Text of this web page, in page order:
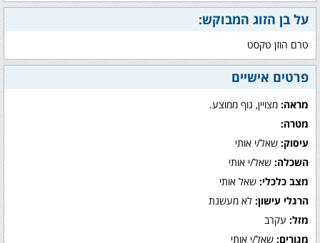
על בן הזוג המבוקש:
טרם הוזן טקסט
פרטים אישיים
מראה: מצויין, גוף ממוצע.
מטרה:
עיסוק: שאל/י אותי
השכלה: שאל/י אותי
מצב כלכלי: שאל אותי
הרגלי עישון: לא מעשנת
מזל: עקרב
מגורים: שאל/י אותי